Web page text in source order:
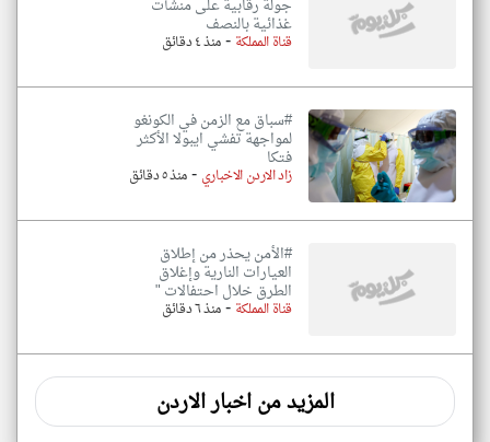
جولة رقابية على منشآت
غذائية بالنصف
قناة المملكة -منذ ٤ دقائق
#سباق مع الزمن في الكونغو
لمواجهة تفشي ايبولا الأكثر
فتكا
زاد الاردن الاخباري -منذ ٥ دقائق
#الأمن يحذر من إطلاق
العيارات النارية وإغلاق
الطرق خلال احتفالات "
قناة المملكة -منذ ٦ دقائق
المزيد من اخبار الاردن